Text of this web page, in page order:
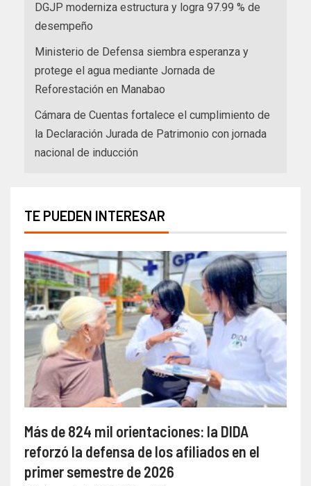
DGJP moderniza estructura y logra 97.99 % de
desempeño
Ministerio de Defensa siembra esperanza y
protege el agua mediante Jornada de
Reforestación en Manabao
Cámara de Cuentas fortalece el cumplimiento de
la Declaración Jurada de Patrimonio con jornada
nacional de inducción
TE PUEDEN INTERESAR
Más de 824 mil orientaciones: la DIDA
reforzó la defensa de los afiliados en el
primer semestre de 2026